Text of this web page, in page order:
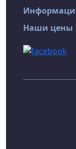
Наши цены